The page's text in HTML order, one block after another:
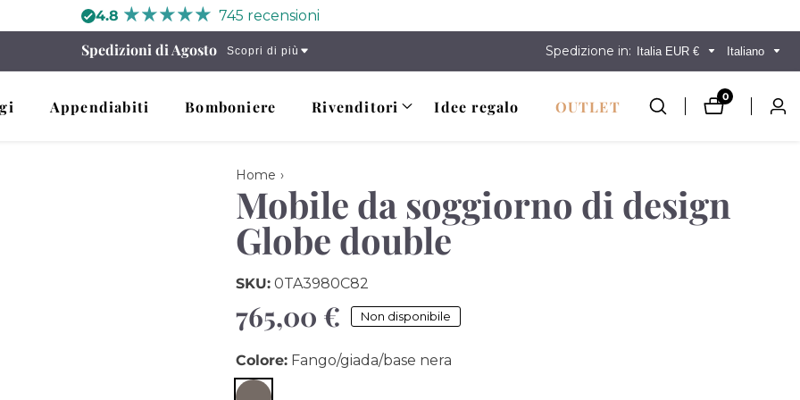
4.8 745 recensioni
Spedizioni di Agosto Scopri di più Spedizione in: Italia EUR € Italiano
Appendiabiti Bomboniere Rivenditori Idee regalo OUTLET
00
prodotti
Home Mobile
da
soggiorno
di
design
Globe
double
Mobile da soggiorno di design
Globe double
SKU: 0TA3980C82
Prezzo
di
765,00 € Non disponibile
Colore: Fango/giada/base nera